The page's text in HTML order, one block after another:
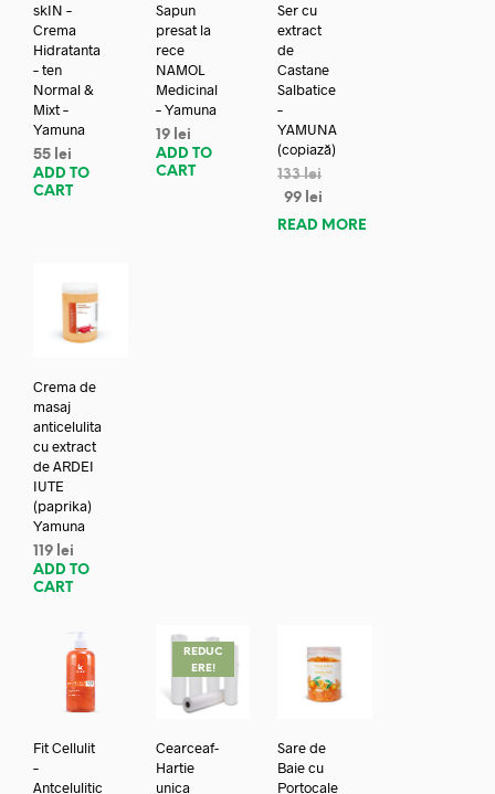
skIN –
Crema
Hidratanta
– ten
Normal &
Mixt –
Yamuna
55 lei
ADD TO
CART
Sapun
presat la
rece
NAMOL
Medicinal
– Yamuna
19 lei
ADD TO
CART
Ser cu
extract
de
Castane
Salbatice
–
YAMUNA
(copiază)
133lei
99 lei
READ MORE
Crema de
masaj
anticelulita
cu extract
de ARDEI
IUTE
(paprika)
Yamuna
119 lei
ADD TO
CART
Fit Cellulit
–
Antcelulitic
REDUC
ERE!
Cearceaf-
Hartie
unica
Sare de
Baie cu
Portocale